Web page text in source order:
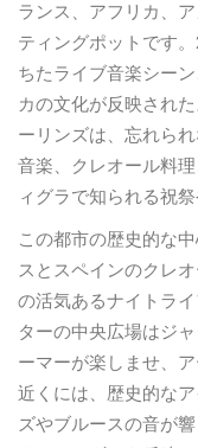
ランス、アフリカ、
ティングポットです
ちたライブ音楽シー
カの文化が反映され
ーリンズは、忘れら
音楽、クレオール料
ィグラで知られる祝
この都市の歴史的な
スとスペインのクレ
の活気あるナイトラ
ターの中央広場はジ
ーマーが楽しませ、
近くには、歴史的な
ズやブルースの音が